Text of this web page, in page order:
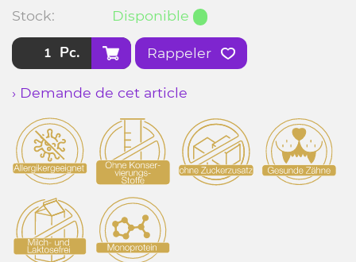
Stock: Disponible
Pc. Rappeler
› Demande de cet article